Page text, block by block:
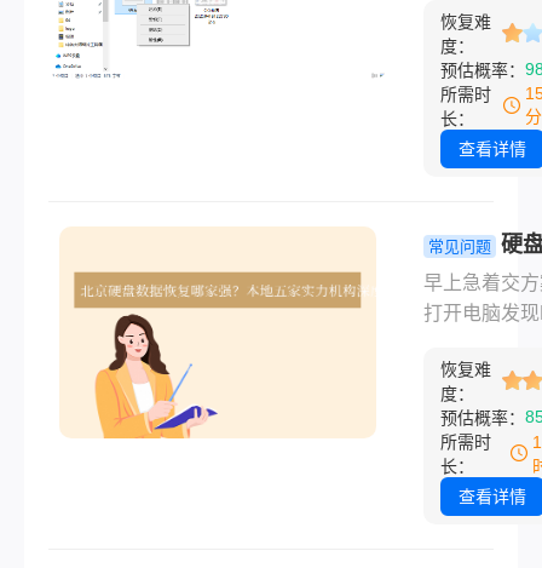
空间尚未被
覆盖，原始
容仍完整保
盘上，这就
恢复的物理
几种方法！
文件历史记
业软件如“转
师”、命令提
复、分区重
理损坏处理
覆盖。免费
用于未清空
或有备份的
付费工具适
恢复，尤其
TRIM机制优
理损坏需送
构处理。日
是防止数据
根本。
恢复难
度：
预估概率：
所需时
长：
查看详情
常见问题 硬
罢工了怎么
自己能救的
北京这几家
早上急着交
打开电脑发
手一抖，把
年的照片文
了
遇到这种事
里就剩一个
恢复难
度：
预估概率：
所需时
长：
查看详情